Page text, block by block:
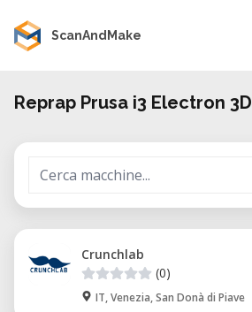
ScanAndMake
Reprap Prusa i3 Electron 3D
Crunchlab
(0)
IT, Venezia, San Donà di Piave